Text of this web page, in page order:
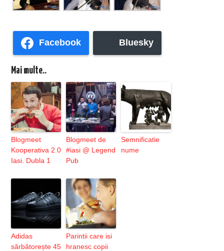
Facebook Bluesky
Mai multe..
Blogmeet
Kooperativa 2.0
Iasi. Dubla 1
Blogmeet de
#iasi @ Legend
Pub
Semnificatie
nume
Adidas
sărbătorește 45
Parintii care isi
hranesc copii